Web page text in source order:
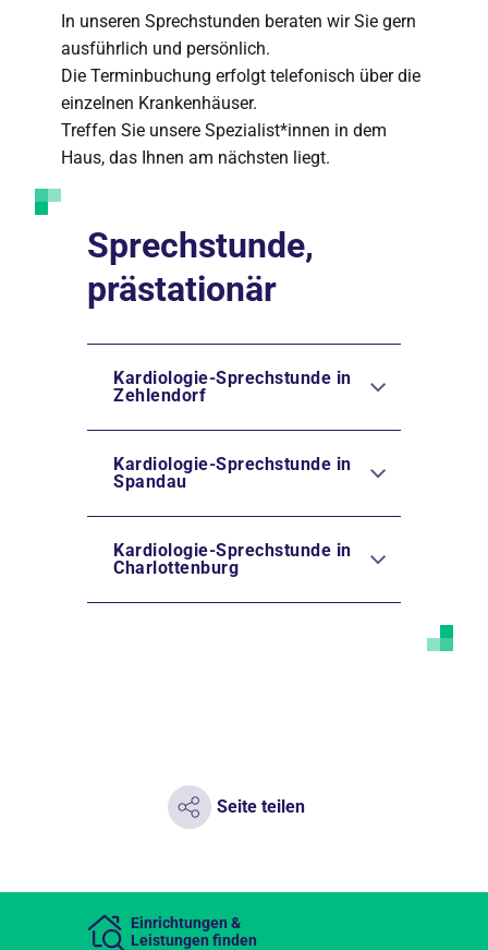
In unseren Sprechstunden beraten wir Sie gern
ausführlich und persönlich.
Die Terminbuchung erfolgt telefonisch über die
einzelnen Krankenhäuser.
Treffen Sie unsere Spezialist*innen in dem
Haus, das Ihnen am nächsten liegt.
Sprechstunde,
prästationär
Kardiologie-Sprechstunde in
Zehlendorf
Kardiologie-Sprechstunde in
Spandau
Kardiologie-Sprechstunde in
Charlottenburg
Seite teilen
Einrichtungen &
Leistungen finden